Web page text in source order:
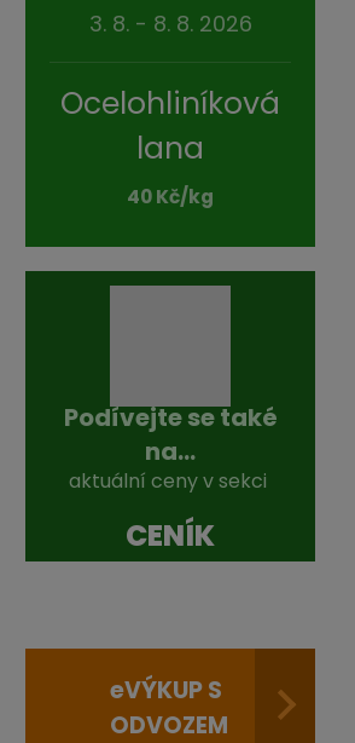
3. 8. - 8. 8. 2026
Ocelohliníková
lana
40 Kč/kg
Podívejte se také
na...
aktuální ceny v sekci
CENÍK
eVÝKUP S
ODVOZEM